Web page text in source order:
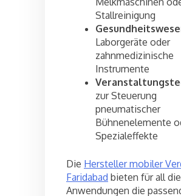
Stallreinigung
Laborgeräte oder
zahnmedizinische
Instrumente
zur Steuerung
pneumatischer
Bühnenelemente
Spezialeffekte
Die Hersteller mobiler
Faridabad bieten für all
Anwendungen die